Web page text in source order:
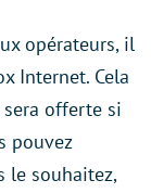
opérateurs, il
Internet. Cela
offerte si
pouvez
le souhaitez,